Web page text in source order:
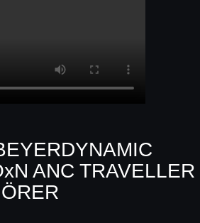
ANC TRAVELLER